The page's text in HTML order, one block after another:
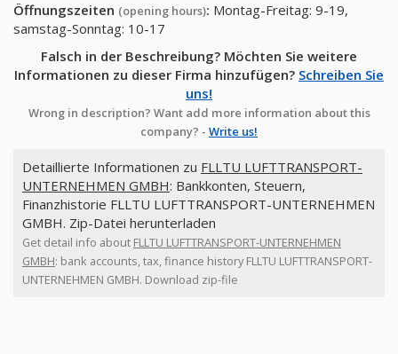
Öffnungszeiten (opening hours): Montag-Freitag: 9-19,
samstag-Sonntag: 10-17
Falsch in der Beschreibung? Möchten Sie weitere
Informationen zu dieser Firma hinzufügen? Schreiben Sie
uns!
Wrong in description? Want add more information about this
company? - Write us!
Detaillierte Informationen zu FLLTU LUFTTRANSPORT-
UNTERNEHMEN GMBH: Bankkonten, Steuern,
Finanzhistorie FLLTU LUFTTRANSPORT-UNTERNEHMEN
GMBH. Zip-Datei herunterladen
Get detail info about FLLTU LUFTTRANSPORT-UNTERNEHMEN
GMBH: bank accounts, tax, finance history FLLTU LUFTTRANSPORT-
UNTERNEHMEN GMBH. Download zip-file